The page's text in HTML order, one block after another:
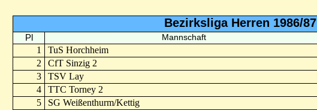
Bezirksliga Herren 1986/87
Pl Mannschaft
1 TuS Horchheim
2
CfT Sinzig 2
3
TSV Lay
4
TTC Torney 2
5
SG Weißenthurm/Kettig